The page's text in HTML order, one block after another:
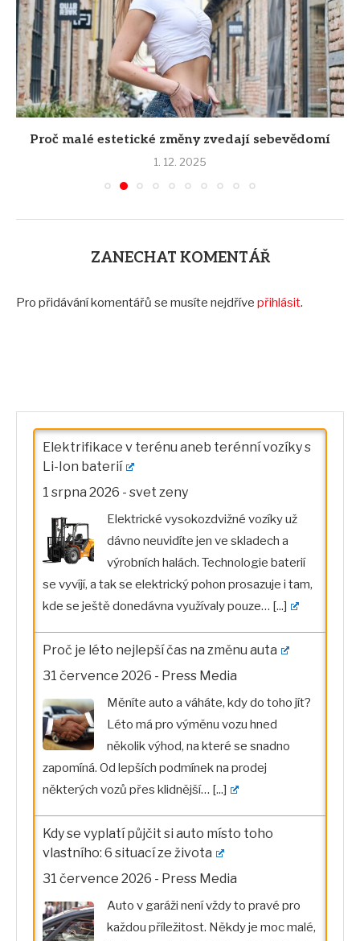
Proč malé estetické změny zvedají sebevědomí
1. 12. 2025
ZANECHAT KOMENTÁŘ
Pro přidávání komentářů se musíte nejdříve přihlásit.
Elektrifikace v terénu aneb terénní vozíky s
Li-Ion baterií
1 srpna 2026 - svet zeny
Elektrické vysokozdvižné vozíky už
dávno neuvidíte jen ve skladech a
výrobních halách. Technologie baterií
se vyvíjí, a tak se elektrický pohon prosazuje i tam,
kde se ještě donedávna využívaly pouze… [...]
Proč je léto nejlepší čas na změnu auta
31 července 2026 - Press Media
Měníte auto a váháte, kdy do toho jít?
Léto má pro výměnu vozu hned
několik výhod, na které se snadno
zapomíná. Od lepších podmínek na prodej
některých vozů přes klidnější… [...]
Kdy se vyplatí půjčit si auto místo toho
vlastního: 6 situací ze života
31 července 2026 - Press Media
Auto v garáži není vždy to pravé pro
každou příležitost. Někdy je moc malé,